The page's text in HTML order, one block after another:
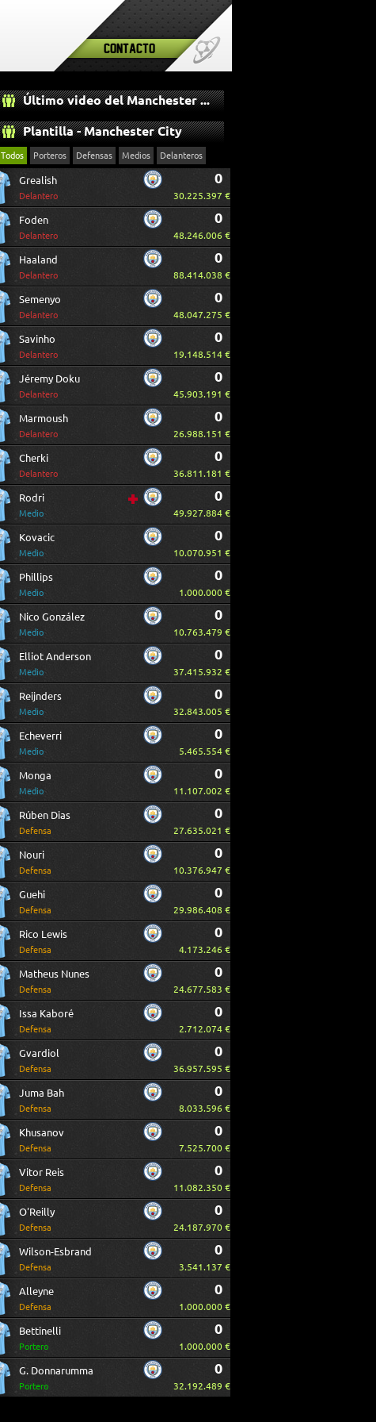
Contacto
Último video del Manchester City
Plantilla - Manchester City
Todos Porteros Defensas Medios Delanteros
Grealish
Delantero
0
30.225.397 €
Foden
Delantero
0
48.246.006 €
Haaland
Delantero
0
88.414.038 €
Semenyo
Delantero
0
48.047.275 €
Savinho
Delantero
0
19.148.514 €
Jéremy Doku
Delantero
0
45.903.191 €
Marmoush
Delantero
0
26.988.151 €
Cherki
Delantero
0
36.811.181 €
Rodri
Medio
0
49.927.884 €
Kovacic
Medio
0
10.070.951 €
Phillips
Medio
0
1.000.000 €
Nico González
Medio
0
10.763.479 €
Elliot Anderson
Medio
0
37.415.932 €
Reijnders
Medio
0
32.843.005 €
Echeverri
Medio
0
5.465.554 €
Monga
Medio
0
11.107.002 €
Rúben Dias
Defensa
0
27.635.021 €
Nouri
Defensa
0
10.376.947 €
Guehi
Defensa
0
29.986.408 €
Rico Lewis
Defensa
0
4.173.246 €
Matheus Nunes
Defensa
0
24.677.583 €
Issa Kaboré
Defensa
0
2.712.074 €
Gvardiol
Defensa
0
36.957.595 €
Juma Bah
Defensa
0
8.033.596 €
Khusanov
Defensa
0
7.525.700 €
Vitor Reis
Defensa
0
11.082.350 €
O'Reilly
Defensa
0
24.187.970 €
Wilson-Esbrand
Defensa
0
3.541.137 €
Alleyne
Defensa
0
1.000.000 €
Bettinelli
Portero
0
1.000.000 €
G. Donnarumma
Portero
0
32.192.489 €